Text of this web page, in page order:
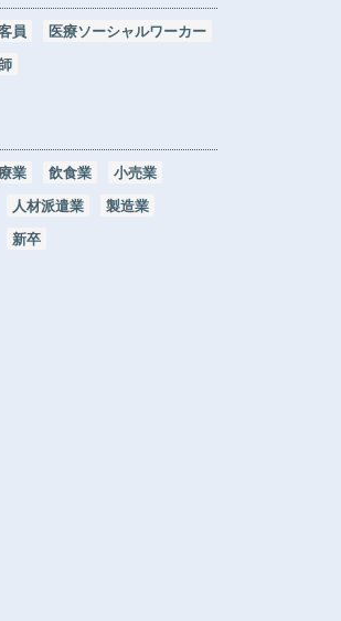
員
医療ソーシャルワーカー
業 飲食業
小売業
人材派遣業
製造業
新卒